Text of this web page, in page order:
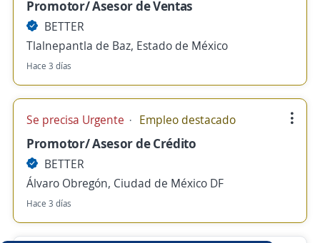
Promotor/ Asesor de Ventas
BETTER
Tlalnepantla de Baz, Estado de México
Hace 3 días
Se precisa Urgente Empleo destacado
Promotor/ Asesor de Crédito
BETTER
Álvaro Obregón, Ciudad de México DF
Hace 3 días